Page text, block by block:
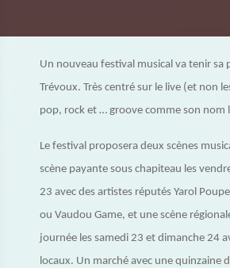
Un nouveau festival musical va tenir sa
Trévoux. Très centré sur le live (et non
pop, rock et … groove comme son nom
Le festival proposera deux scènes
scène payante sous chapiteau les
23 avec des artistes réputés Yarol
ou Vaudou Game, et une scène
journée les samedi 23 et dimanche 24
locaux. Un marché avec une quinzaine